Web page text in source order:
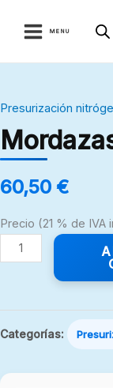
MENU
Presurización
60,50 €
Precio (21 % de IVA
de
8
mm
13
cantidad
Categorías: